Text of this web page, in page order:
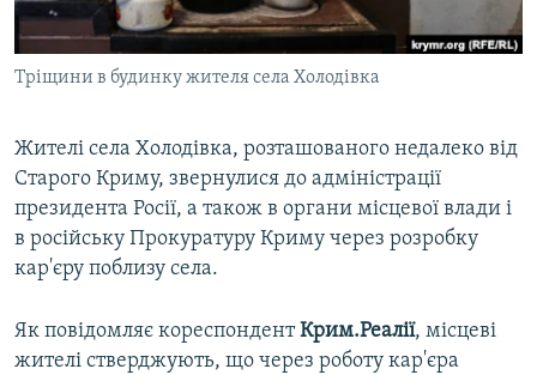
УКРАЇНСЬКА ПРОБЛЕМА КРИМУ
ІНФОГРАФІКА
Qırımtatar
ДОЛУЧАЙСЯ!
Усі сайти RFE/RL
Тріщини в будинку жителя села Холодівка
Жителі села Холодівка, розташованого недалеко від
Старого Криму, звернулися до адміністрації
президента Росії, а також в органи місцевої влади і
в російську Прокуратуру Криму через розробку
кар'єру поблизу села.
Як повідомляє кореспондентКрим.Реалії, місцеві
жителі стверджують, що через роботу кар'єра